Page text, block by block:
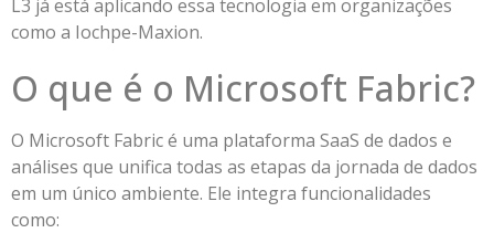
L3 já está aplicando essa tecnologia em organizações
como a Iochpe-Maxion.
O que é o Microsoft Fabric?
O Microsoft Fabric é uma plataforma SaaS de dados e
análises que unifica todas as etapas da jornada de dados
em um único ambiente. Ele integra funcionalidades
como: